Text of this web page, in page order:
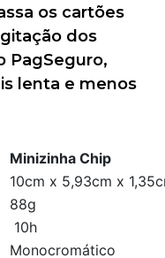
os cartões
dos
PagSeguro,
lenta e menos
Minizinha Chip
10cm x 5,93cm x
88g
10h
Monocromático